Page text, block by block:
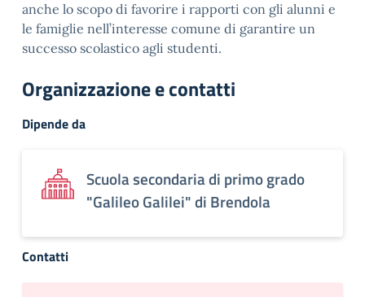
anche lo scopo di favorire i rapporti con gli alunni e
le famiglie nell’interesse comune di garantire un
successo scolastico agli studenti.
Organizzazione e contatti
Dipende da
Scuola secondaria di primo grado
"Galileo Galilei" di Brendola
Contatti